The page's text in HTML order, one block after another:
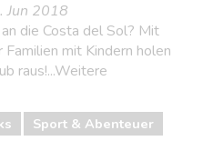
Jun 2018
die Costa del Sol? Mit
mit Kindern holen
raus!...Weitere
Sport & Abenteuer